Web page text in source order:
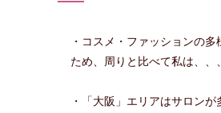
・コスメ・ファッションの
ため、周りと比べて私は、、
・「大阪」エリアはサロン